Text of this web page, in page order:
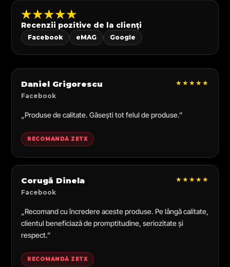
★★★★★
Recenzii pozitive de la clienți
Facebook eMAG Google
Daniel Grigorescu
Facebook
★★★★★
„Produse de calitate. Găsești tot felul de produse.”
RECOMANDĂ ZETX
Corugă Dinela
Facebook
★★★★★
„Recomand cu încredere aceste produse. Pe lângă calitate,
clientul beneficiază de promptitudine, seriozitate și
respect.”
RECOMANDĂ ZETX